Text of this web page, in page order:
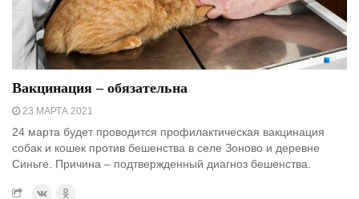
Вакцинация – обязательна
23 МАРТА 2021
24 марта будет проводится профилактическая вакцинация
собак и кошек против бешенства в селе Зоново и деревне
Синьге. Причина – подтвержденный диагноз бешенства.